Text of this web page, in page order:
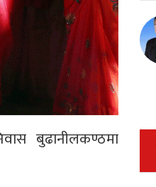
बुढानीलकण्ठमा